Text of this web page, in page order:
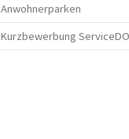
Anwohnerparken
Kurzbewerbung ServiceDO